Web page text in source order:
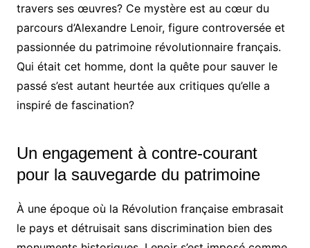
travers ses œuvres? Ce mystère est au cœur du
parcours d’Alexandre Lenoir, figure controversée et
passionnée du patrimoine révolutionnaire français.
Qui était cet homme, dont la quête pour sauver le
passé s’est autant heurtée aux critiques qu’elle a
inspiré de fascination?
Un engagement à contre-courant
pour la sauvegarde du patrimoine
À une époque où la Révolution française embrasait
le pays et détruisait sans discrimination bien des